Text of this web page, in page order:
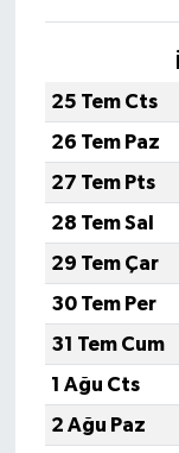
25 Tem Cts
26 Tem Paz
27 Tem Pts
28 Tem Sal
29 Tem Çar
30 Tem Per
31 Tem Cum
1 Ağu Cts
2 Ağu Paz